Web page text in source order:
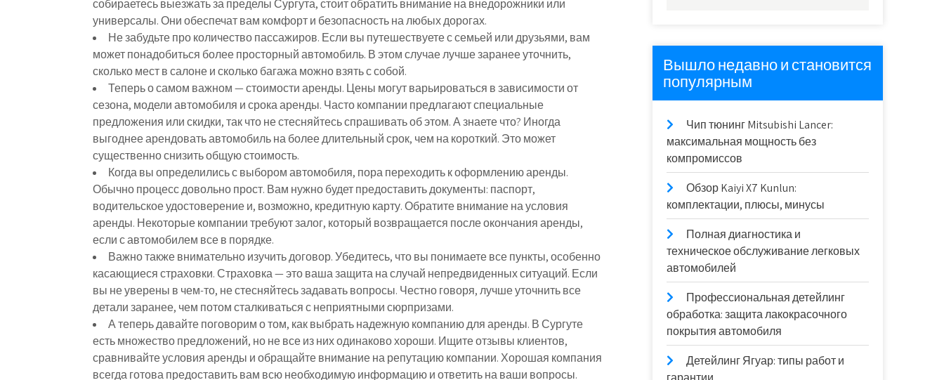
собираетесь выезжать за пределы Сургута, стоит обратить внимание на внедорожники или
универсалы. Они обеспечат вам комфорт и безопасность на любых дорогах.
Не забудьте про количество пассажиров. Если вы путешествуете с семьей или друзьями, вам
может понадобиться более просторный автомобиль. В этом случае лучше заранее уточнить,
сколько мест в салоне и сколько багажа можно взять с собой.
Теперь о самом важном — стоимости аренды. Цены могут варьироваться в зависимости от
сезона, модели автомобиля и срока аренды. Часто компании предлагают специальные
предложения или скидки, так что не стесняйтесь спрашивать об этом. А знаете что? Иногда
выгоднее арендовать автомобиль на более длительный срок, чем на короткий. Это может
существенно снизить общую стоимость.
Когда вы определились с выбором автомобиля, пора переходить к оформлению аренды.
Обычно процесс довольно прост. Вам нужно будет предоставить документы: паспорт,
водительское удостоверение и, возможно, кредитную карту. Обратите внимание на условия
аренды. Некоторые компании требуют залог, который возвращается после окончания аренды,
если с автомобилем все в порядке.
Важно также внимательно изучить договор. Убедитесь, что вы понимаете все пункты, особенно
касающиеся страховки. Страховка — это ваша защита на случай непредвиденных ситуаций. Если
вы не уверены в чем-то, не стесняйтесь задавать вопросы. Честно говоря, лучше уточнить все
детали заранее, чем потом сталкиваться с неприятными сюрпризами.
А теперь давайте поговорим о том, как выбрать надежную компанию для аренды. В Сургуте
есть множество предложений, но не все из них одинаково хороши. Ищите отзывы клиентов,
сравнивайте условия аренды и обращайте внимание на репутацию компании. Хорошая компания
всегда готова предоставить вам всю необходимую информацию и ответить на ваши вопросы.
Вышло недавно и становится
популярным
Чип тюнинг Mitsubishi Lancer:
максимальная мощность без
компромиссов
Обзор Kaiyi X7 Kunlun:
комплектации, плюсы, минусы
Полная диагностика и
техническое обслуживание легковых
автомобилей
Профессиональная детейлинг
обработка: защита лакокрасочного
покрытия автомобиля
Детейлинг Ягуар: типы работ и